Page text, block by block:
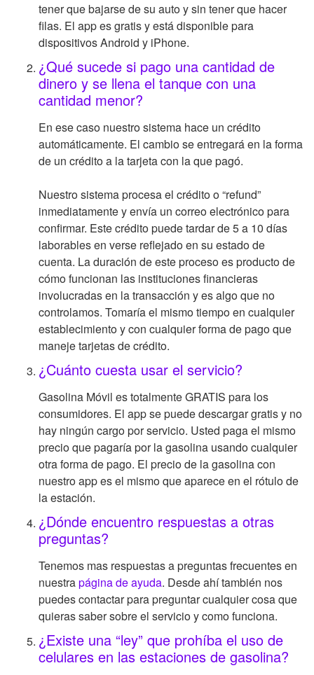
tener que bajarse de su auto y sin tener que hacer
filas. El app es gratis y está disponible para
dispositivos Android y iPhone.
¿Qué sucede si pago una cantidad de
dinero y se llena el tanque con una
cantidad menor?
En ese caso nuestro sistema hace un crédito
automáticamente. El cambio se entregará en la forma
de un crédito a la tarjeta con la que pagó.
Nuestro sistema procesa el crédito o “refund”
inmediatamente y envía un correo electrónico para
confirmar. Este crédito puede tardar de 5 a 10 días
laborables en verse reflejado en su estado de
cuenta. La duración de este proceso es producto de
cómo funcionan las instituciones financieras
involucradas en la transacción y es algo que no
controlamos. Tomaría el mismo tiempo en cualquier
establecimiento y con cualquier forma de pago que
maneje tarjetas de crédito.
¿Cuánto cuesta usar el servicio?
Gasolina Móvil es totalmente GRATIS para los
consumidores. El app se puede descargar gratis y no
hay ningún cargo por servicio. Usted paga el mismo
precio que pagaría por la gasolina usando cualquier
otra forma de pago. El precio de la gasolina con
nuestro app es el mismo que aparece en el rótulo de
la estación.
¿Dónde encuentro respuestas a otras
preguntas?
Tenemos mas respuestas a preguntas frecuentes en
nuestrapágina de ayuda. Desde ahí también nos
puedes contactar para preguntar cualquier cosa que
quieras saber sobre el servicio y como funciona.
¿Existe una “ley” que prohíba el uso de
celulares en las estaciones de gasolina?